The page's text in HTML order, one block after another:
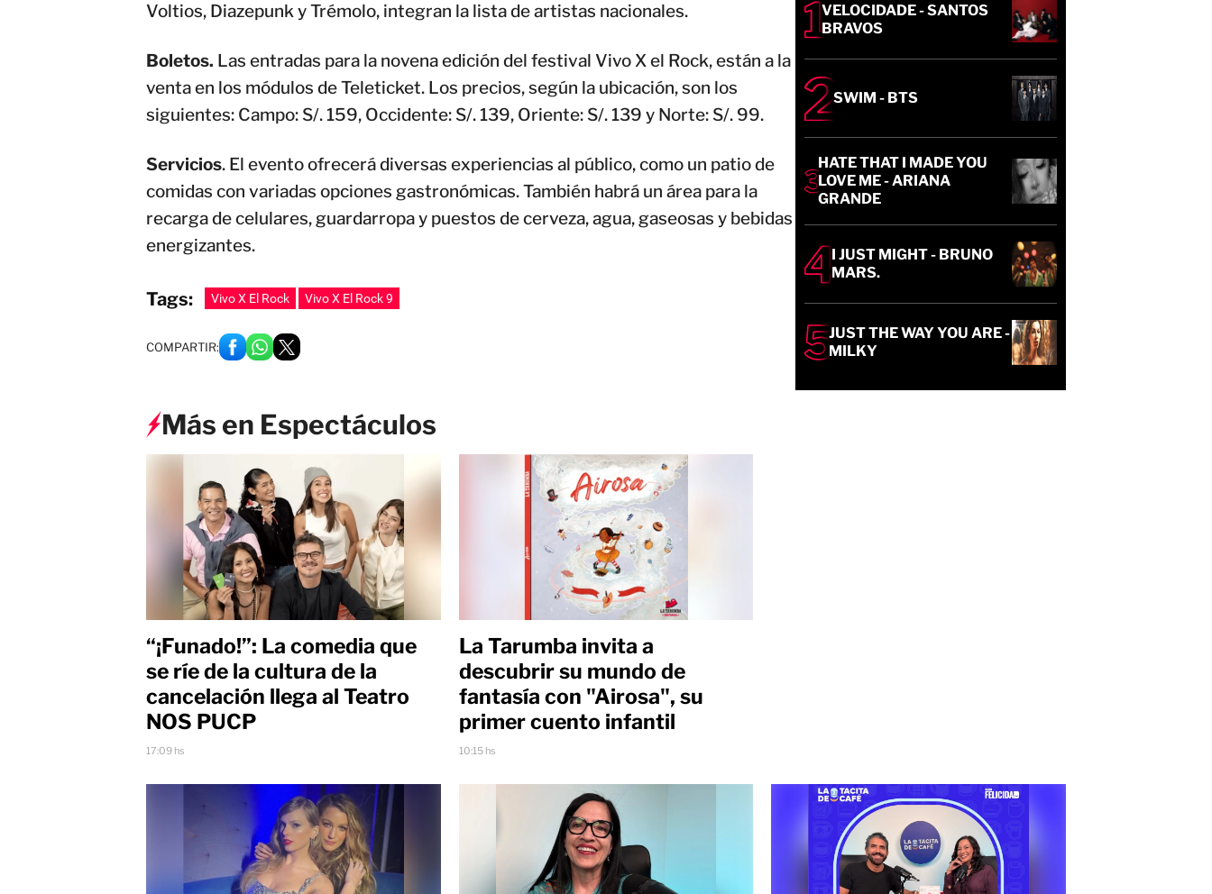
Voltios, Diazepunk y Trémolo, integran la lista de artistas nacionales.
Boletos. Las entradas para la novena edición del festival Vivo X el Rock, están a la
venta en los módulos de Teleticket. Los precios, según la ubicación, son los
siguientes: Campo: S/. 159, Occidente: S/. 139, Oriente: S/. 139 y Norte: S/. 99.
Servicios. El evento ofrecerá diversas experiencias al público, como un patio de
comidas con variadas opciones gastronómicas. También habrá un área para la
recarga de celulares, guardarropa y puestos de cerveza, agua, gaseosas y bebidas
energizantes.
Tags: Vivo X El Rock Vivo X El Rock 9
COMPARTIR:
VELOCIDADE - SANTOS
BRAVOS
SWIM - BTS
HATE THAT I MADE YOU
LOVE ME - ARIANA
GRANDE
I JUST MIGHT - BRUNO
MARS.
JUST THE WAY YOU ARE -
MILKY
Más en Espectáculos
“¡Funado!”: La comedia que
se ríe de la cultura de la
cancelación llega al Teatro
NOS PUCP
17:09 hs
La Tarumba invita a
descubrir su mundo de
fantasía con "Airosa", su
primer cuento infantil
10:15 hs